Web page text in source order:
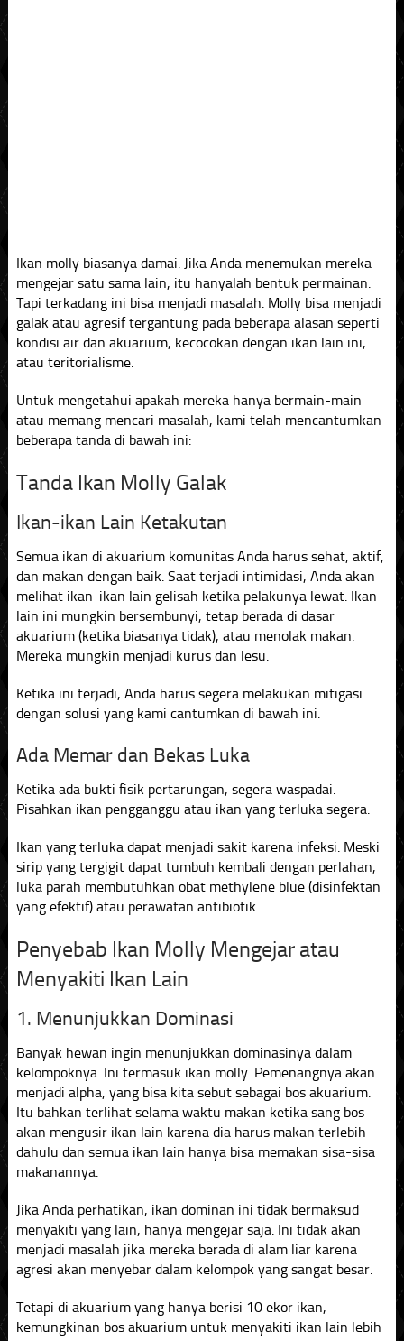
Ikan molly biasanya damai. Jika Anda menemukan mereka
mengejar satu sama lain, itu hanyalah bentuk permainan.
Tapi terkadang ini bisa menjadi masalah. Molly bisa menjadi
galak atau agresif tergantung pada beberapa alasan seperti
kondisi air dan akuarium, kecocokan dengan ikan lain ini,
atau teritorialisme.
Untuk mengetahui apakah mereka hanya bermain-main
atau memang mencari masalah, kami telah mencantumkan
beberapa tanda di bawah ini:
Tanda Ikan Molly Galak
Ikan-ikan Lain Ketakutan
Semua ikan di akuarium komunitas Anda harus sehat, aktif,
dan makan dengan baik. Saat terjadi intimidasi, Anda akan
melihat ikan-ikan lain gelisah ketika pelakunya lewat. Ikan
lain ini mungkin bersembunyi, tetap berada di dasar
akuarium (ketika biasanya tidak), atau menolak makan.
Mereka mungkin menjadi kurus dan lesu.
Ketika ini terjadi, Anda harus segera melakukan mitigasi
dengan solusi yang kami cantumkan di bawah ini.
Ada Memar dan Bekas Luka
Ketika ada bukti fisik pertarungan, segera waspadai.
Pisahkan ikan pengganggu atau ikan yang terluka segera.
Ikan yang terluka dapat menjadi sakit karena infeksi. Meski
sirip yang tergigit dapat tumbuh kembali dengan perlahan,
luka parah membutuhkan obat methylene blue (disinfektan
yang efektif) atau perawatan antibiotik.
Penyebab Ikan Molly Mengejar atau
Menyakiti Ikan Lain
1. Menunjukkan Dominasi
Banyak hewan ingin menunjukkan dominasinya dalam
kelompoknya. Ini termasuk ikan molly. Pemenangnya akan
menjadi alpha, yang bisa kita sebut sebagai bos akuarium.
Itu bahkan terlihat selama waktu makan ketika sang bos
akan mengusir ikan lain karena dia harus makan terlebih
dahulu dan semua ikan lain hanya bisa memakan sisa-sisa
makanannya.
Jika Anda perhatikan, ikan dominan ini tidak bermaksud
menyakiti yang lain, hanya mengejar saja. Ini tidak akan
menjadi masalah jika mereka berada di alam liar karena
agresi akan menyebar dalam kelompok yang sangat besar.
Tetapi di akuarium yang hanya berisi 10 ekor ikan,
kemungkinan bos akuarium untuk menyakiti ikan lain lebih